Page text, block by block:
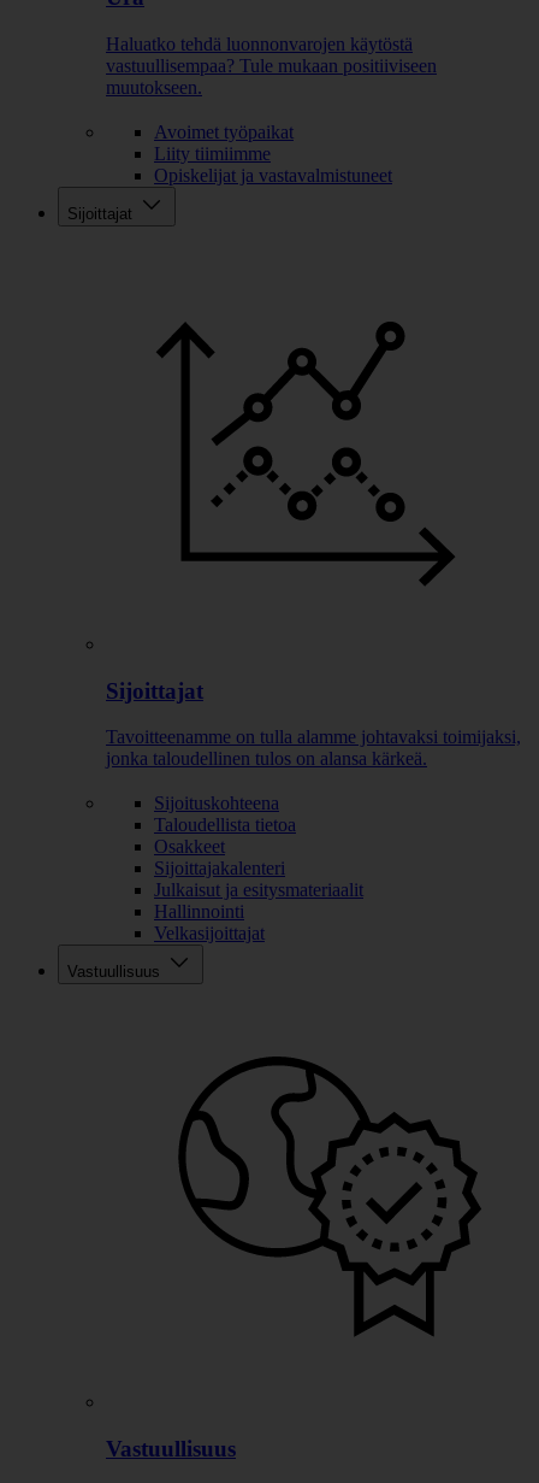
Haluatko tehdä luonnonvarojen käytöstä
vastuullisempaa? Tule mukaan positiiviseen
muutokseen.
Avoimet työpaikat
Liity tiimiimme
Opiskelijat ja vastavalmistuneet
Sijoittajat
Sijoittajat
Tavoitteenamme on tulla alamme johtavaksi toimijaksi,
jonka taloudellinen tulos on alansa kärkeä.
Sijoituskohteena
Taloudellista tietoa
Osakkeet
Sijoittajakalenteri
Julkaisut ja esitysmateriaalit
Hallinnointi
Velkasijoittajat
Vastuullisuus
Vastuullisuus